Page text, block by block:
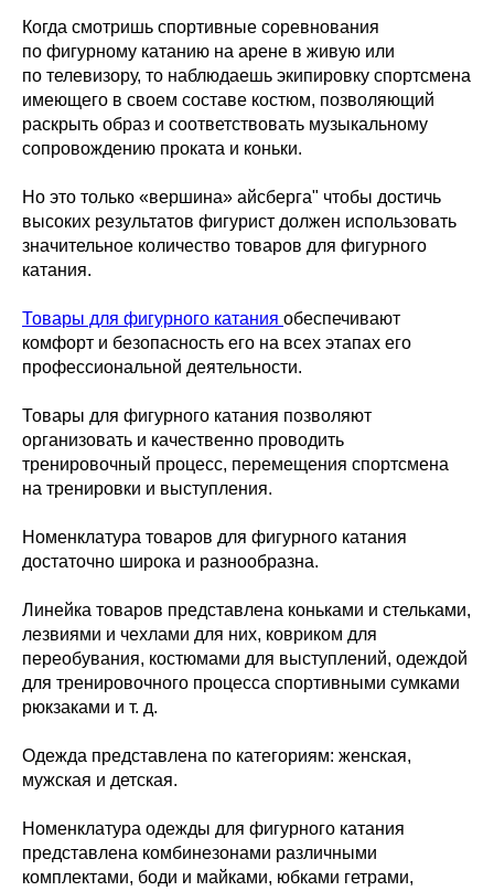
Когда смотришь спортивные соревнования
по фигурному катанию на арене в живую или
по телевизору, то наблюдаешь экипировку спортсмена
имеющего в своем составе костюм, позволяющий
раскрыть образ и соответствовать музыкальному
сопровождению проката и коньки.
Но это только «вершина» айсберга" чтобы достичь
высоких результатов фигурист должен использовать
значительное количество товаров для фигурного
катания.
Товары для фигурного катания обеспечивают
комфорт и безопасность его на всех этапах его
профессиональной деятельности.
Товары для фигурного катания позволяют
организовать и качественно проводить
тренировочный процесс, перемещения спортсмена
на тренировки и выступления.
Номенклатура товаров для фигурного катания
достаточно широка и разнообразна.
Линейка товаров представлена коньками и стельками,
лезвиями и чехлами для них, ковриком для
переобувания, костюмами для выступлений, одеждой
для тренировочного процесса спортивными сумками
рюкзаками и т. д.
Одежда представлена по категориям: женская,
мужская и детская.
Номенклатура одежды для фигурного катания
представлена комбинезонами различными
комплектами, боди и майками, юбками гетрами,